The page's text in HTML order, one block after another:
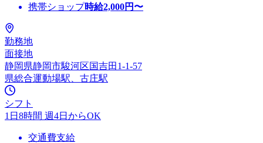
携帯ショップ時給2,000円〜
勤務地
面接地
静岡県静岡市駿河区国吉田1-1-57
県総合運動場駅、古庄駅
シフト
1日8時間 週4日からOK
交通費支給